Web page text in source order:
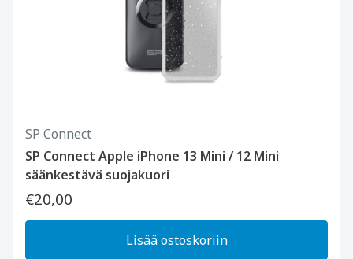
SP Connect
SP Connect Apple iPhone 13 Mini / 12 Mini
säänkestävä suojakuori
€20,00
Lisää ostoskoriin